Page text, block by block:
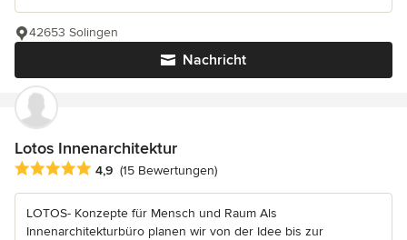
Nachricht
42653 Solingen
Lotos Innenarchitektur
Durchschnittliche Bewertung: 4.9 von 5 Sternen
4,9 (15 Bewertungen)
LOTOS- Konzepte für Mensch und Raum Als
Innenarchitekturbüro planen wir von der Idee bis zur